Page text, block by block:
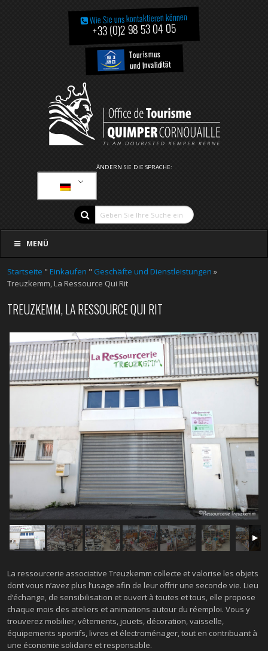
Wie Sie uns kontaktieren können
+33 (0)2 98 53 04 05
Tourismus
und Invalidität
ÄNDERN SIE DIE SPRACHE:
MENÜ
Startseite "Einkaufen " Geschäfte und Dienstleistungen »
Treuzkemm, La Ressource Qui Rit
TREUZKEMM, LA RESSOURCE QUI RIT
La ressourcerie associative Treuzkemm collecte et valorise les objets
dont vous n’avez plus l’usage afin de leur offrir une seconde vie. Lieu
d’échange, de sensibilisation et ouvert à toutes et tous, elle propose
chaque mois des ateliers et animations autour du réemploi. Vous y
trouverez mobilier, vêtements, jouets, décoration, vaisselle,
équipements sportifs, livres et électroménager, tout en contribuant à
une économie solidaire et responsable.